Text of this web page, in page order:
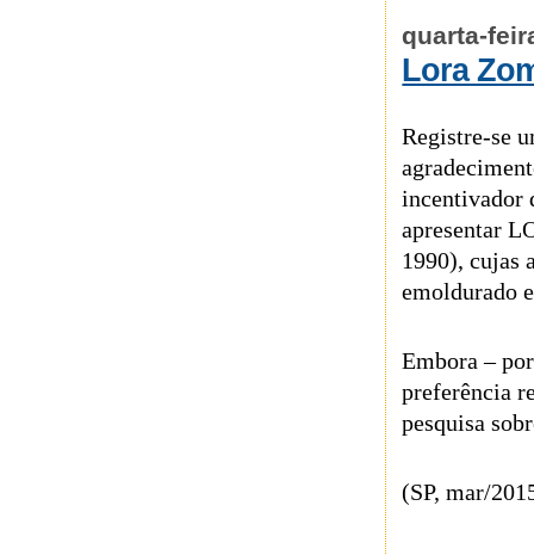
quarta-
Lora
Registre-se
incentivador
apresentar
1990), cujas
emoldurado
Embora –
preferência
pesquisa
(SP, mar/